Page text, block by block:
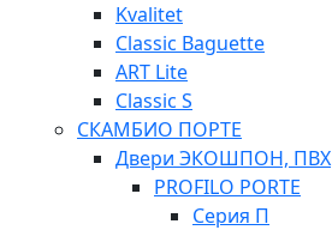
Kvalitet
Classic Baguette
ART Lite
Classic S
СКАМБИО ПОРТЕ
Двери ЭКОШПОН, ПВХ
PROFILO PORTE
Серия П